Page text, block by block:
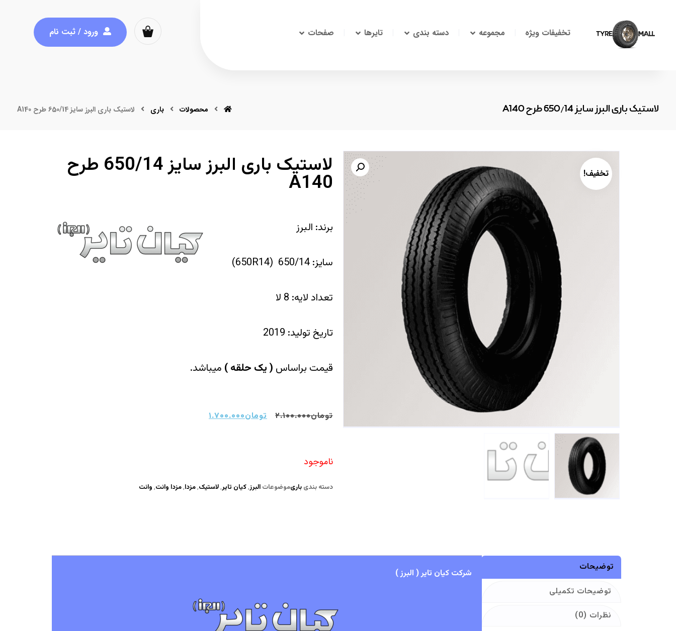
تخفیفات ویژه مجموعه دسته بندی تایرها صفحات ورود / ثبت نام
لاستیک باری البرز سایز 650/14 طرح A140 محصولات باری لاستیک باری البرز سایز 650/14 طرح A140
تخفیف! لاستیک باری البرز سایز 650/14 طرح
A140
برند: البرز
سایز: 650/14 (650R14)
تعداد لایه: 8 لا
تاریخ تولید: 2019
قیمت براساس (یک حلقه) میباشد.
تومان۲.۱۰۰.۰۰۰ تومان۱.۷۰۰.۰۰۰
ناموجود
دسته بندی باریموضوعات البرز,کیان تایر,لاستیک,مزدا,مزدا وانت, وانت
توضیحات
توضیحات تکمیلی
نظرات (0)
شرکت کیان تایر ( البرز )